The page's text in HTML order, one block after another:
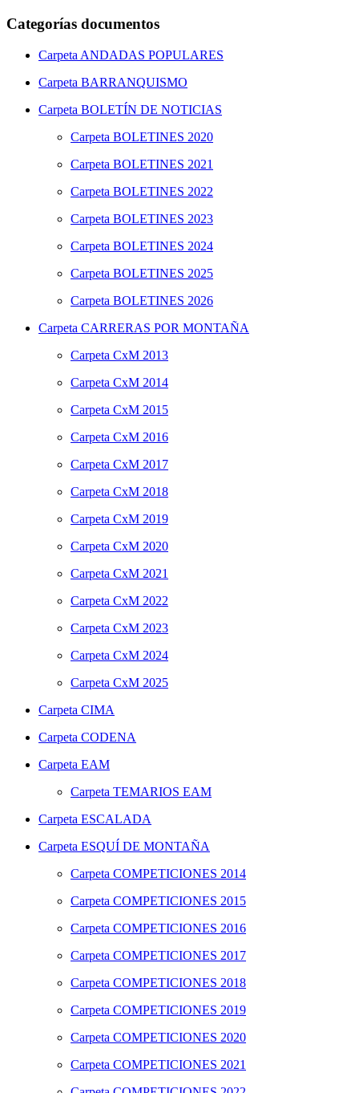
Categorías documentos
Carpeta ANDADAS POPULARES
Carpeta BARRANQUISMO
Carpeta BOLETÍN DE NOTICIAS
Carpeta BOLETINES 2020
Carpeta BOLETINES 2021
Carpeta BOLETINES 2022
Carpeta BOLETINES 2023
Carpeta BOLETINES 2024
Carpeta BOLETINES 2025
Carpeta BOLETINES 2026
Carpeta CARRERAS POR MONTAÑA
Carpeta CxM 2013
Carpeta CxM 2014
Carpeta CxM 2015
Carpeta CxM 2016
Carpeta CxM 2017
Carpeta CxM 2018
Carpeta CxM 2019
Carpeta CxM 2020
Carpeta CxM 2021
Carpeta CxM 2022
Carpeta CxM 2023
Carpeta CxM 2024
Carpeta CxM 2025
Carpeta CIMA
Carpeta CODENA
Carpeta EAM
Carpeta TEMARIOS EAM
Carpeta ESCALADA
Carpeta ESQUÍ DE MONTAÑA
Carpeta COMPETICIONES 2014
Carpeta COMPETICIONES 2015
Carpeta COMPETICIONES 2016
Carpeta COMPETICIONES 2017
Carpeta COMPETICIONES 2018
Carpeta COMPETICIONES 2019
Carpeta COMPETICIONES 2020
Carpeta COMPETICIONES 2021